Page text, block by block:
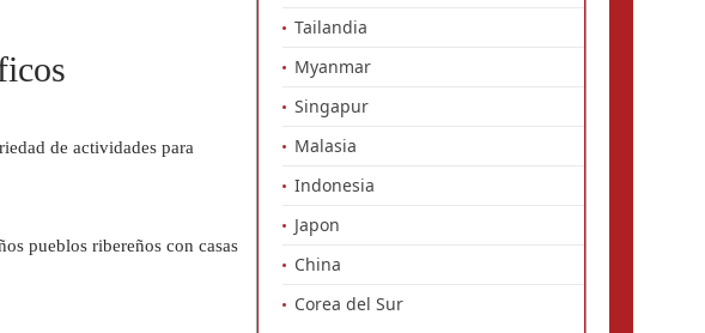
de actividades para
pueblos ribereños con casas
Tailandia
Myanmar
Singapur
Malasia
Indonesia
Japon
China
Corea del Sur